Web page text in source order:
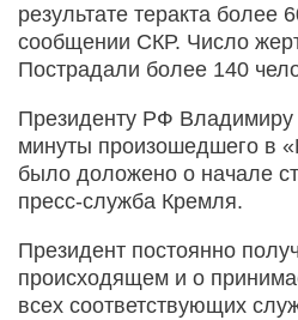
результате теракта более
сообщении СКР. Число
Пострадали более 140
Президенту РФ
минуты произошедшего в
было доложено о начале
пресс-служба Кремля.
Президент постоянно
происходящем и о
всех соответствующих